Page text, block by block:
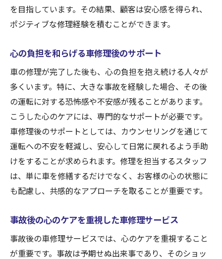
を目指しています。その結果、顧客は安心感を得られ、
ポジティブな修理経験を積むことができます。
心の負担を和らげる車修理後のサポート
車の修理が完了した後も、心の負担を抱え続ける人々が
多くいます。特に、大きな事故を経験した場合、その後
の運転に対する恐怖感や不安感が残ることがあります。
こうした心のケアには、専門的なサポートが必要です。
車修理後のサポートとしては、カウンセリングを通じて
運転への不安を軽減し、安心して日常に戻れるよう手助
けをすることが求められます。修理を担当するスタッフ
は、単に車を修繕するだけでなく、お客様の心の状態に
も配慮し、共感的なアプローチを取ることが重要です。
事故後の心のケアを重視した車修理サービス
事故後の車修理サービスでは、心のケアを重視すること
が重要です。事故は予期せぬ出来事であり、そのショッ